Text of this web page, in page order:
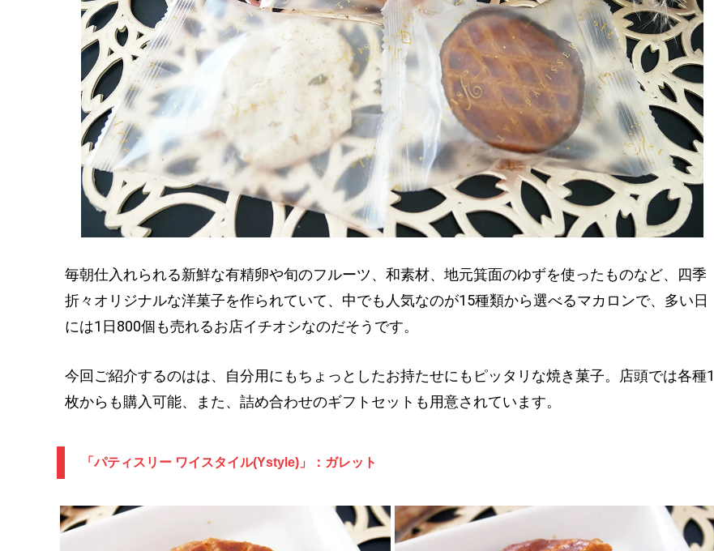
毎朝仕入れられる新鮮な有精卵や旬のフルーツ、和素材、地元箕面のゆずを使ったものなど、四季
折々オリジナルな洋菓子を作られていて、中でも人気なのが15種類から選べるマカロンで、多い日
には1日800個も売れるお店イチオシなのだそうです。
今回ご紹介するのはは、自分用にもちょっとしたお持たせにもピッタリな焼き菓子。店頭では各種1
枚からも購入可能、また、詰め合わせのギフトセットも用意されています。
「パティスリー ワイスタイル(Ystyle)」：ガレット